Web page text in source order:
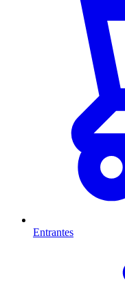
Entrantes